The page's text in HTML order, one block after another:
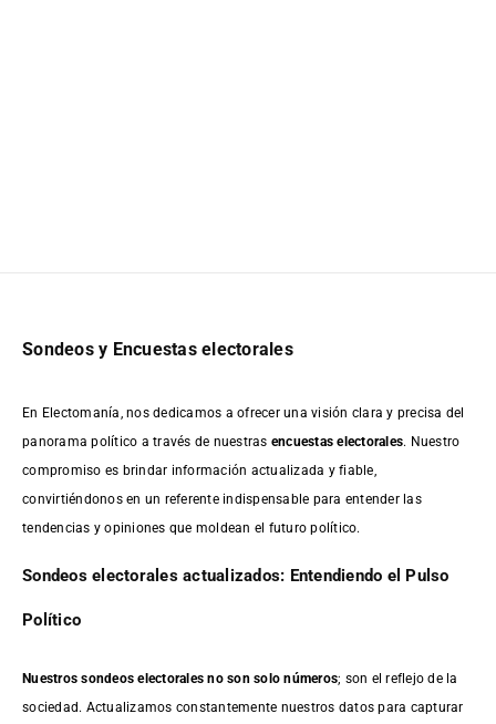
Sondeos y Encuestas electorales
En Electomanía, nos dedicamos a ofrecer una visión clara y precisa del
panorama político a través de nuestras encuestas electorales. Nuestro
compromiso es brindar información actualizada y fiable,
convirtiéndonos en un referente indispensable para entender las
tendencias y opiniones que moldean el futuro político.
Sondeos electorales actualizados: Entendiendo el Pulso
Político
Nuestros sondeos electorales no son solo números; son el reflejo de la
sociedad. Actualizamos constantemente nuestros datos para capturar